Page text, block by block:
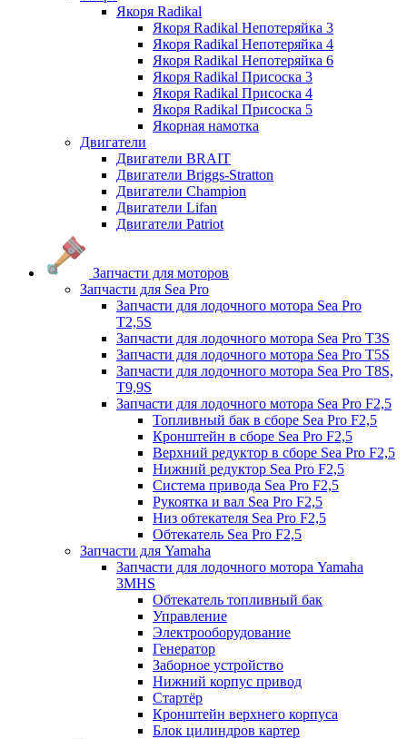
Якоря Radikal
Якоря Radikal Непотеряйка 3
Якоря Radikal Непотеряйка 4
Якоря Radikal Непотеряйка 6
Якоря Radikal Присоска 3
Якоря Radikal Присоска 4
Якоря Radikal Присоска 5
Якорная намотка
Двигатели
Двигатели BRAIT
Двигатели Briggs-Stratton
Двигатели Champion
Двигатели Lifan
Двигатели Patriot
Запчасти для моторов
Запчасти для Sea Pro
Запчасти для лодочного мотора Sea Pro
Т2,5S
Запчасти для лодочного мотора Sea Pro Т3S
Запчасти для лодочного мотора Sea Pro Т5S
Запчасти для лодочного мотора Sea Pro Т8S,
T9,9S
Запчасти для лодочного мотора Sea Pro F2,5
Топливный бак в сборе Sea Pro F2,5
Кронштейн в сборе Sea Pro F2,5
Верхний редуктор в сборе Sea Pro F2,5
Нижний редуктор Sea Pro F2,5
Система привода Sea Pro F2,5
Рукоятка и вал Sea Pro F2,5
Низ обтекателя Sea Pro F2,5
Обтекатель Sea Pro F2,5
Запчасти для Yamaha
Запчасти для лодочного мотора Yamaha
3MHS
Обтекатель топливный бак
Управление
Электрооборудование
Генератор
Заборное устройство
Нижний корпус привод
Стартёр
Кронштейн верхнего корпуса
Блок цилиндров картер